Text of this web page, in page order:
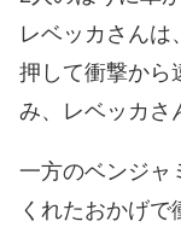
レベッカさんは
押して衝撃から
み、レベッカさ
一方のベンジャ
くれたおかげ